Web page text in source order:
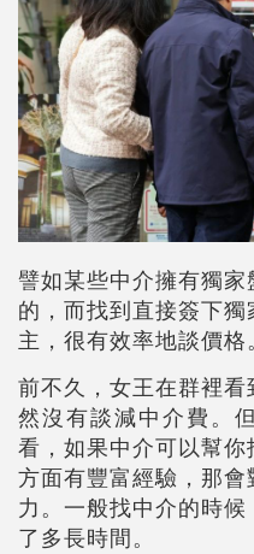
譬如某些中介擁有獨
的，而找到直接簽下
主，很有效率地談價格。
前不久，女王在群裡
然沒有談減中介費。
看，如果中介可以幫
方面有豐富經驗，那
力。一般找中介的時
了多長時間。